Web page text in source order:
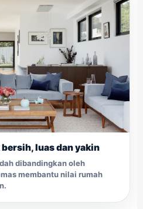
luas dan yakin
dibandingkan oleh
membantu nilai rumah